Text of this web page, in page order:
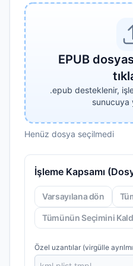
EPUB
.epub desteklenir,
sunucuya
Henüz dosya seçilmedi
İşleme Kapsamı
Varsayılana dön
Tümünün Seçimini
Özel uzantılar (virgülle